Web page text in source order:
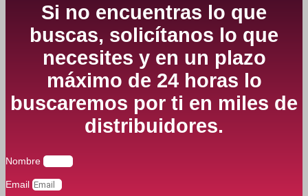
Si no encuentras lo que
buscas, solicítanos lo que
necesites y en un plazo
máximo de 24 horas lo
buscaremos por ti en miles de
distribuidores.
Nombre
Email